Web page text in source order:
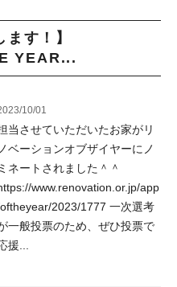
ます！】
YEAR...
10/01
当させていただいたお家がリ
ノベーションオブザイヤーにノ
ミネートされました＾＾
www.renovation.or.jp/app
2023/1777 一次選考
一般投票のため、ぜひ投票で
援...